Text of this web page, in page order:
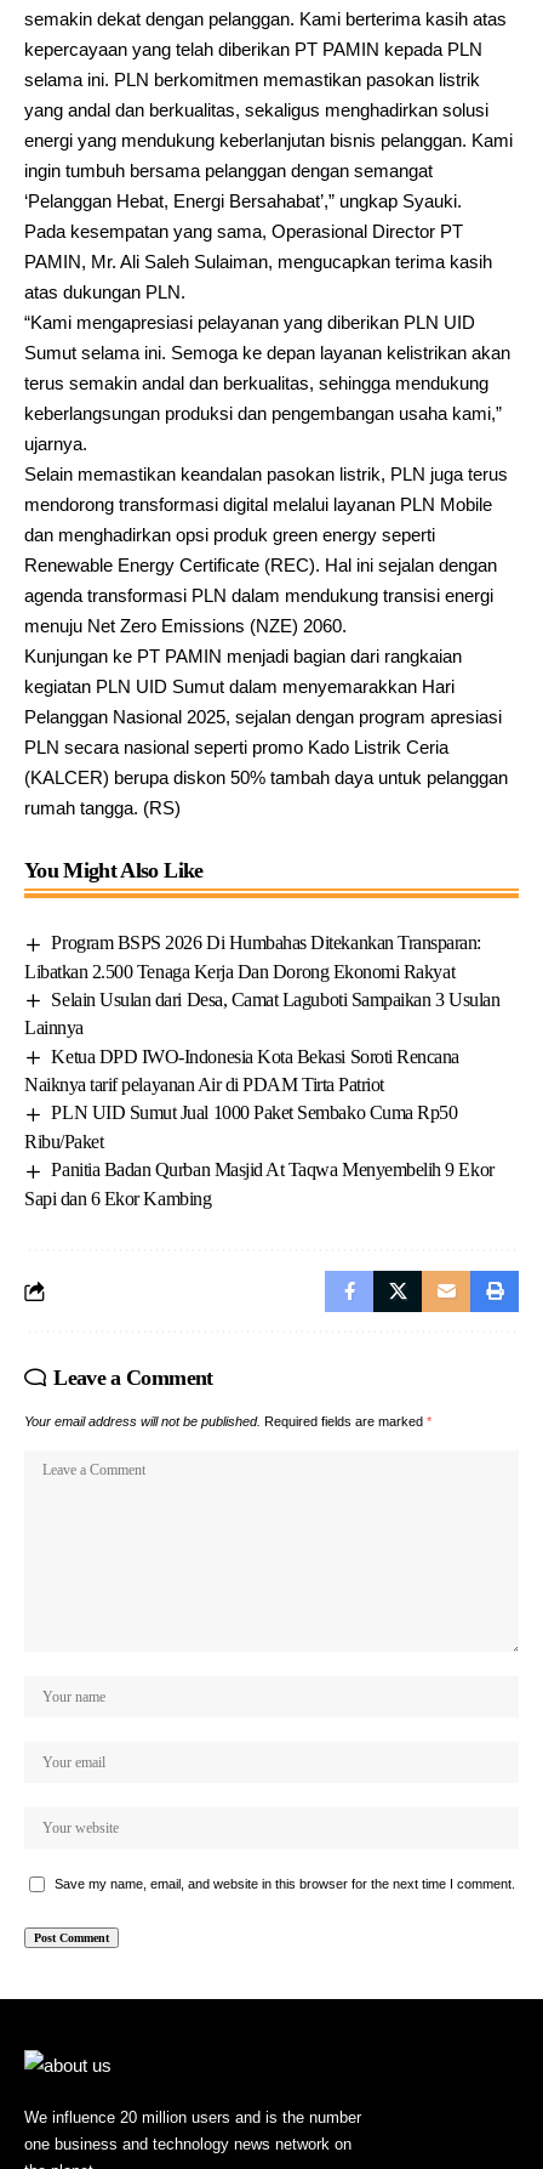
semakin dekat dengan pelanggan. Kami berterima kasih atas
kepercayaan yang telah diberikan PT PAMIN kepada PLN
selama ini. PLN berkomitmen memastikan pasokan listrik
yang andal dan berkualitas, sekaligus menghadirkan solusi
energi yang mendukung keberlanjutan bisnis pelanggan. Kami
ingin tumbuh bersama pelanggan dengan semangat
‘Pelanggan Hebat, Energi Bersahabat’,” ungkap Syauki.
Pada kesempatan yang sama, Operasional Director PT
PAMIN, Mr. Ali Saleh Sulaiman, mengucapkan terima kasih
atas dukungan PLN.
“Kami mengapresiasi pelayanan yang diberikan PLN UID
Sumut selama ini. Semoga ke depan layanan kelistrikan akan
terus semakin andal dan berkualitas, sehingga mendukung
keberlangsungan produksi dan pengembangan usaha kami,”
ujarnya.
Selain memastikan keandalan pasokan listrik, PLN juga terus
mendorong transformasi digital melalui layanan PLN Mobile
dan menghadirkan opsi produk green energy seperti
Renewable Energy Certificate (REC). Hal ini sejalan dengan
agenda transformasi PLN dalam mendukung transisi energi
menuju Net Zero Emissions (NZE) 2060.
Kunjungan ke PT PAMIN menjadi bagian dari rangkaian
kegiatan PLN UID Sumut dalam menyemarakkan Hari
Pelanggan Nasional 2025, sejalan dengan program apresiasi
PLN secara nasional seperti promo Kado Listrik Ceria
(KALCER) berupa diskon 50% tambah daya untuk pelanggan
rumah tangga. (RS)
You Might Also Like
Program BSPS 2026 Di Humbahas Ditekankan Transparan:
Libatkan 2.500 Tenaga Kerja Dan Dorong Ekonomi Rakyat
Selain Usulan dari Desa, Camat Laguboti Sampaikan 3 Usulan
Lainnya
Ketua DPD IWO-Indonesia Kota Bekasi Soroti Rencana
Naiknya tarif pelayanan Air di PDAM Tirta Patriot
PLN UID Sumut Jual 1000 Paket Sembako Cuma Rp50
Ribu/Paket
Panitia Badan Qurban Masjid At Taqwa Menyembelih 9 Ekor
Sapi dan 6 Ekor Kambing
Leave a Comment
Your email address will not be published. Required fields are marked *
Save my name, email, and website in this browser for the next time I comment.
We influence 20 million users and is the number
one business and technology news network on